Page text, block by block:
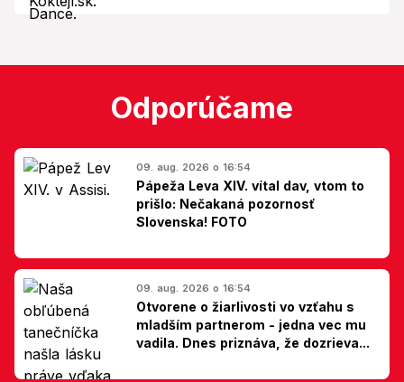
Odporúčame
09. aug. 2026 o 16:54
Pápeža Leva XIV. vítal dav, vtom to
prišlo: Nečakaná pozornosť
Slovenska! FOTO
09. aug. 2026 o 16:54
Otvorene o žiarlivosti vo vzťahu s
mladším partnerom - jedna vec mu
vadila. Dnes priznáva, že dozrieva...